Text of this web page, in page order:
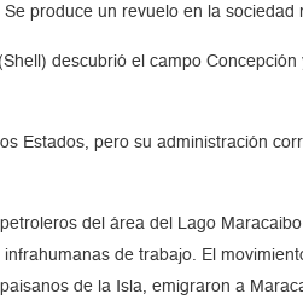
produce un revuelo en la sociedad
descubrió el campo
Estados, pero su administración
del área del Lago
de trabajo. El
de la Isla, emigraron a